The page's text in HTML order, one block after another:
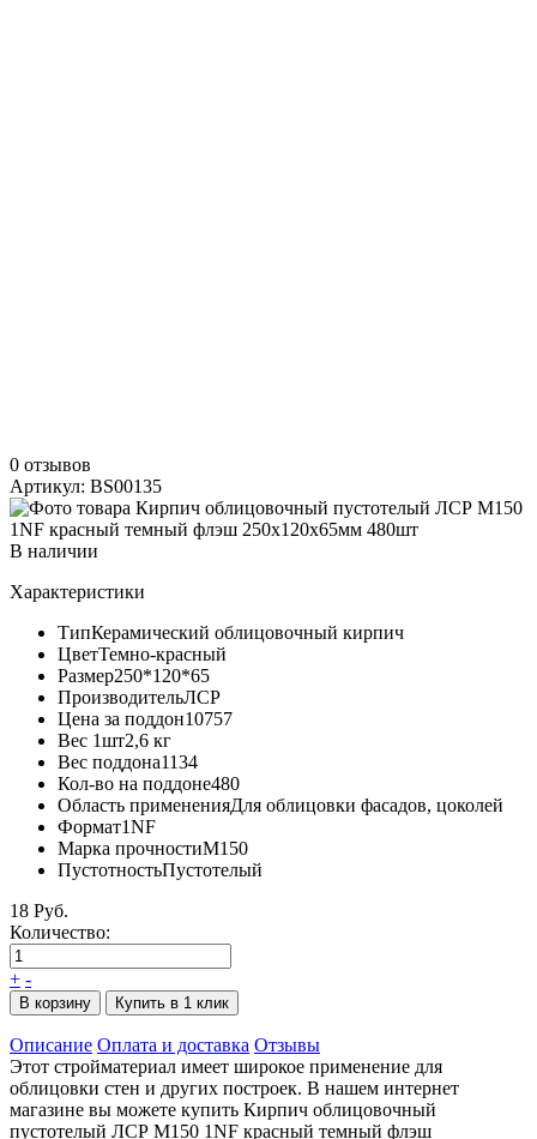
0 отзывов
Артикул: BS00135
В наличии
Характеристики
ТипКерамический облицовочный кирпич
ЦветТемно-красный
Размер250*120*65
ПроизводительЛСР
Цена за поддон10757
Вес 1шт2,6 кг
Вес поддона1134
Кол-во на поддоне480
Область примененияДля облицовки фасадов, цоколей
Формат1NF
Марка прочностиМ150
ПустотностьПустотелый
18 Руб.
Количество:
+ -
В корзину Купить в 1 клик
Описание Оплата и доставка Отзывы
Этот стройматериал имеет широкое применение для
облицовки стен и других построек. В нашем интернет
магазине вы можете купить Кирпич облицовочный
пустотелый ЛСР М150 1NF красный темный флэш